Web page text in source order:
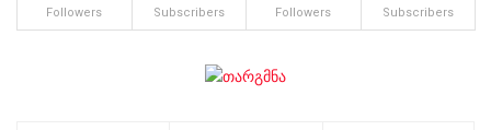
Followers Subscribers Followers Subscribers